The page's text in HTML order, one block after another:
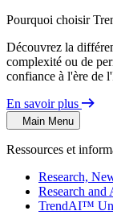
Pourquoi choisir
Découvrez la
complexité ou de
confiance à l'ère de
En savoir plus
Main Menu
Ressources et
Research,
Research and
TrendAI™